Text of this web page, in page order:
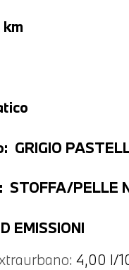
GRIGIO
STOFFA/PELLE
EMISSIONI
4,00 l/